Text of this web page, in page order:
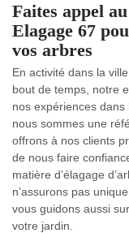
Faites appel
Elagage 67
vos arbres
En activité dans la
bout de temps, notre
nos expériences dans
nous sommes une
offrons à nos clients
de nous faire
matière d’élagage
n’assurons pas
vous guidons aussi
votre jardin.